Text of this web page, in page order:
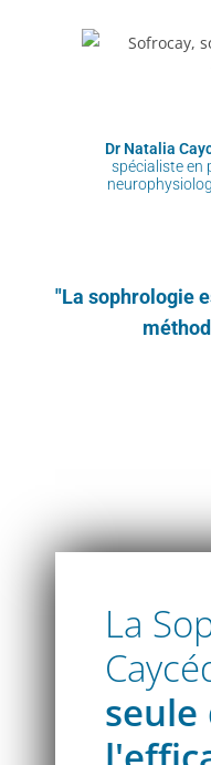
Dr Natalia
spécialiste en
"La sophrologie
La